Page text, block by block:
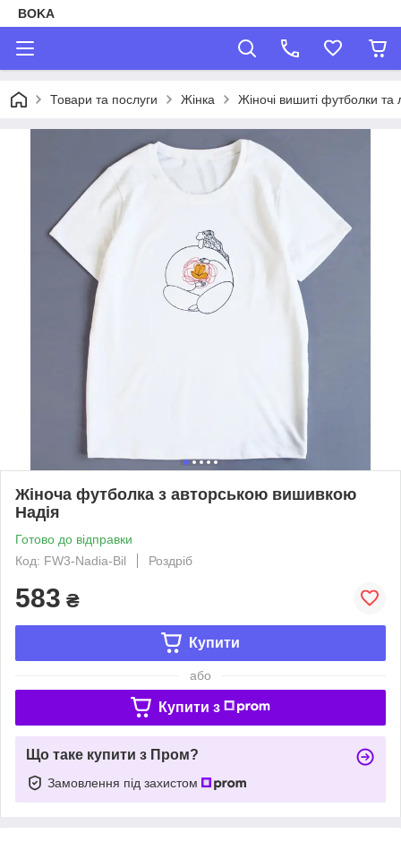
BOKA
Товари та послуги Жінка Жіночі вишиті футболки та
Жіноча футболка з авторською вишивкою
Надія
Готово до відправки
Код: FW3-Nadia-Bil
Роздріб
583 ₴
Купити
або
Купити з
Що таке купити з Пром?
Замовлення під захистом